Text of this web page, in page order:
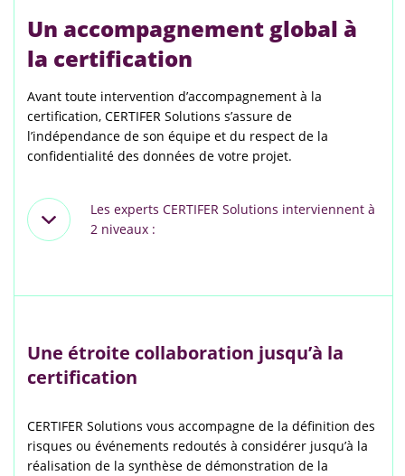
Un accompagnement global à
la certification
Avant toute intervention d’accompagnement à la
certification, CERTIFER Solutions s’assure de
l’indépendance de son équipe et du respect de la
confidentialité des données de votre projet.
Les experts CERTIFER Solutions interviennent à
2 niveaux :
Une étroite collaboration jusqu’à la
certification
CERTIFER Solutions vous accompagne de la définition des
risques ou événements redoutés à considérer jusqu’à la
réalisation de la synthèse de démonstration de la